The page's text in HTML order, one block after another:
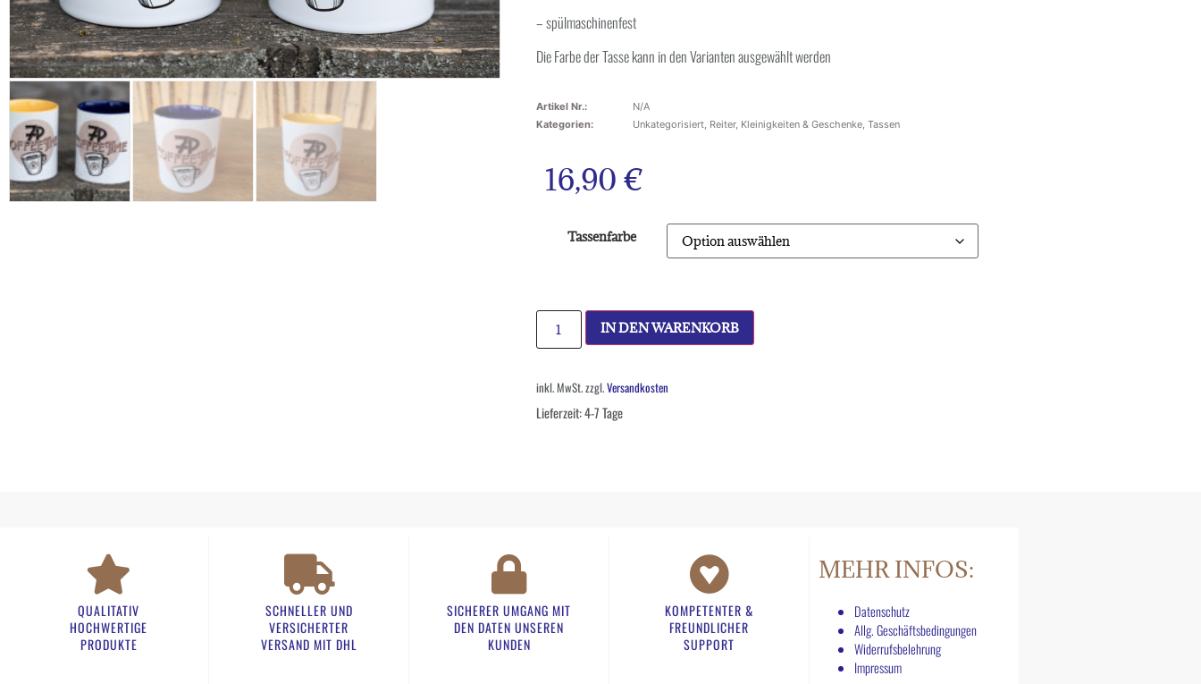
– spülmaschinenfest
Die Farbe der Tasse kann in den Varianten ausgewählt werden
Artikel Nr.:
N/A
Kategorien:
Unkategorisiert, Reiter, Kleinigkeiten & Geschenke, Tassen
16,90 €
Tassenfarbe
IN DEN WARENKORB
inkl. MwSt.zzgl.Versandkosten
Lieferzeit:4-7 Tage
QUALITATIV
HOCHWERTIGE
PRODUKTE
SCHNELLER UND
VERSICHERTER
VERSAND MIT DHL
SICHERER UMGANG MIT
DEN DATEN UNSEREN
KUNDEN​
KOMPETENTER &
FREUNDLICHER
SUPPORT​
MEHR INFOS:
Datenschutz
Allg. Geschäftsbedingungen
Widerrufsbelehrung
Impressum